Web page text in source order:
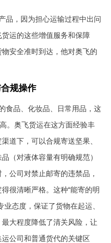
品，因为担心运输过程中出问
运的这些增值服务和保障
安全准时到达，他对奥飞的
规操作
食品、化妆品、日常用品，这
。奥飞货运在这方面经验丰
道下，可以合规寄送坚果、
（对液体容量有明确规范）
公司对禁止邮寄的违禁品，
很清晰严格。这种“能寄的明
态度，保证了货物在起运、
大程度降低了清关风险，让
公司和普通货代的关键区